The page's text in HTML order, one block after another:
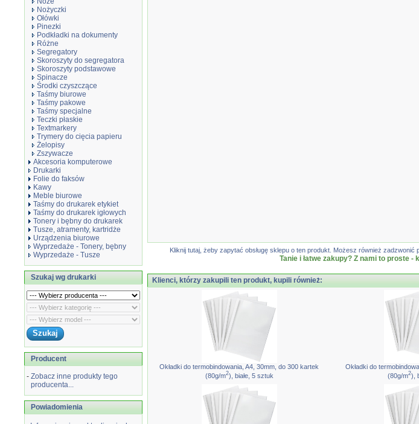
Nożyczki
Ołówki
Pinezki
Podkładki na dokumenty
Różne
Segregatory
Skoroszyty do segregatora
Skoroszyty podstawowe
Spinacze
Środki czyszczące
Taśmy biurowe
Taśmy pakowe
Taśmy specjalne
Teczki płaskie
Textmarkery
Trymery do cięcia papieru
Żelopisy
Zszywacze
Akcesoria komputerowe
Drukarki
Folie do faksów
Kawy
Meble biurowe
Taśmy do drukarek etykiet
Taśmy do drukarek igłowych
Tonery i bębny do drukarek
Tusze, atramenty, kartridże
Urządzenia biurowe
Wyprzedaże - Tonery, bębny
Wyprzedaże - Tusze
Szukaj wg drukarki
Producent
- Zobacz inne produkty tego
producenta...
Powiadomienia
Kliknij tutaj, żeby zapytać obsługę sklepu o ten produkt. Możesz również zadzwonić
Tanie i łatwe zakupy? Z nami to proste
Klienci, którzy zakupili ten produkt, kupili również:
Okładki do termobindowania, A4, 30mm, do 300 kartek
(80g/m2), białe, 5 sztuk
Okładki do
(80g/m2),